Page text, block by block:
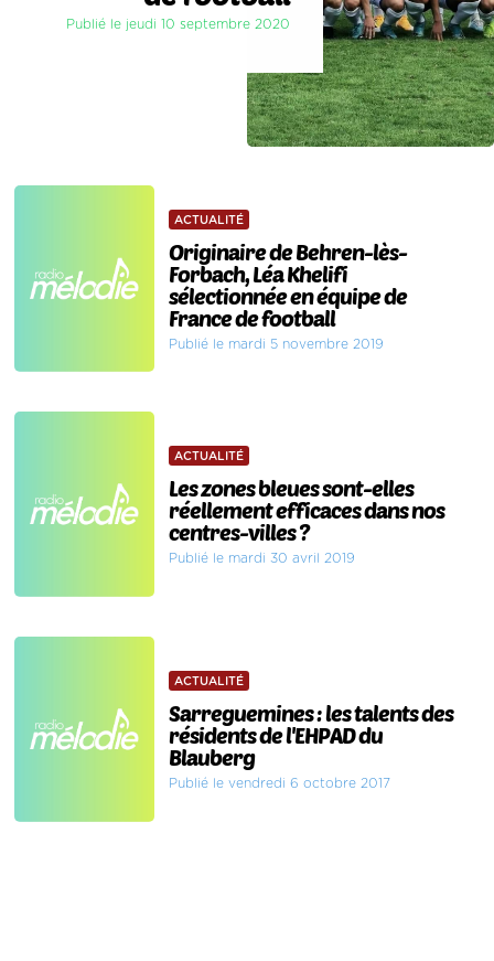
Publié le jeudi 10 septembre 2020
ACTUALITÉ
Originaire de Behren-lès-
Forbach, Léa Khelifi
sélectionnée en équipe de
France de football
Publié le mardi 5 novembre 2019
ACTUALITÉ
Les zones bleues sont-elles
réellement efficaces dans nos
centres-villes ?
Publié le mardi 30 avril 2019
ACTUALITÉ
Sarreguemines : les talents des
résidents de l'EHPAD du
Blauberg
Publié le vendredi 6 octobre 2017